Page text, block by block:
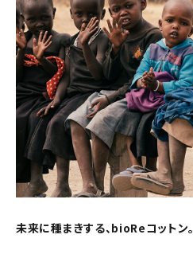
未来に種まきする、bioReコットン。